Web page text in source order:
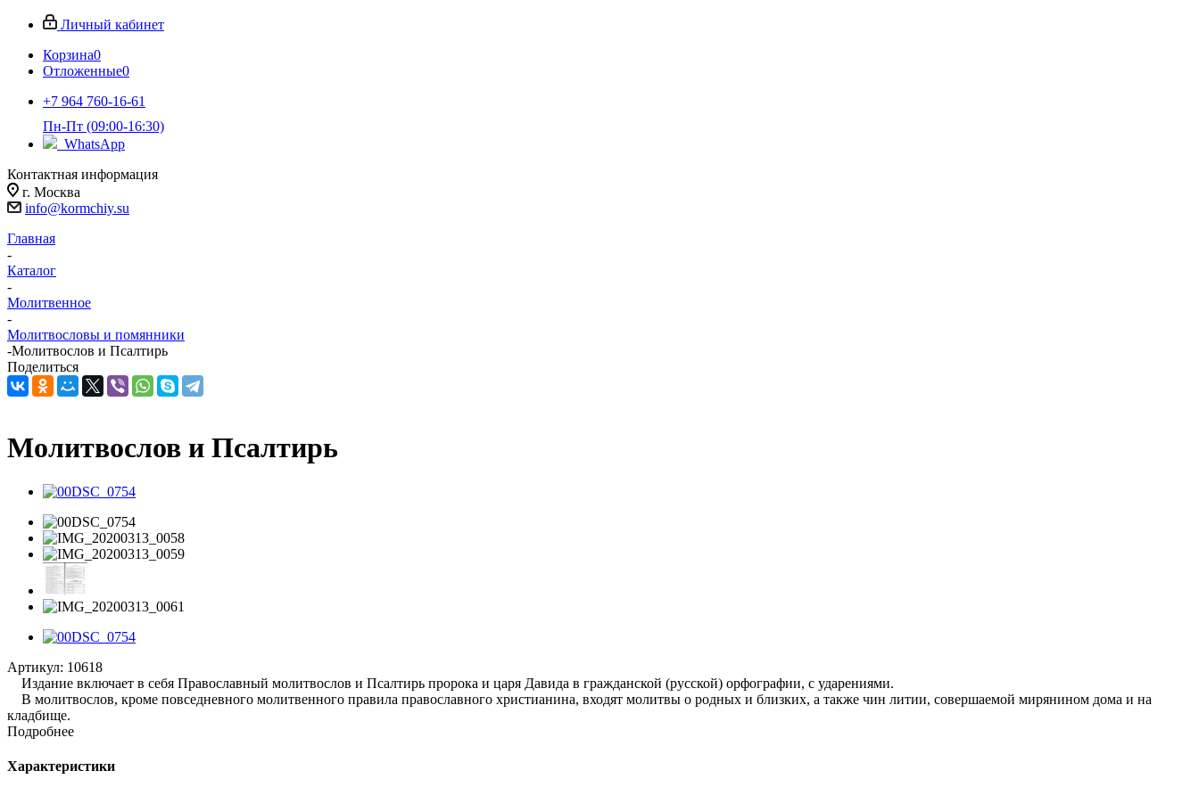
Личный кабинет
Корзина0
Отложенные0
+7 964 760-16-61
Пн-Пт (09:00-16:30)
WhatsApp
Контактная информация
г. Москва
info@kormchiy.su
Главная
-
Каталог
-
Молитвенное
-
Молитвословы и помянники
-Молитвослов и Псалтирь
Поделиться
Молитвослов и Псалтирь
Артикул: 10618
Издание включает в себя Православный молитвослов и Псалтирь пророка и царя Давида в гражданской (русской) орфографии, с ударениями.
В молитвослов, кроме повседневного молитвенного правила православного христианина, входят молитвы о родных и близких, а также чин литии, совершаемой мирянином дома и на
кладбище.
Подробнее
Характеристики